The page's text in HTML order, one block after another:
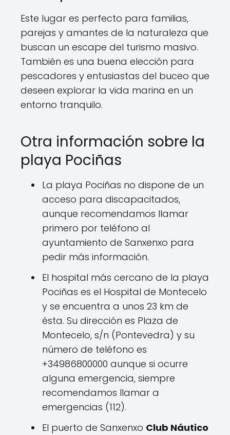
Este lugar es perfecto para familias,
parejas y amantes de la naturaleza que
buscan un escape del turismo masivo.
También es una buena elección para
pescadores y entusiastas del buceo que
deseen explorar la vida marina en un
entorno tranquilo.
Otra información sobre la
playa Pociñas
La playa Pociñas no dispone de un
acceso para discapacitados,
aunque recomendamos llamar
primero por teléfono al
ayuntamiento de Sanxenxo para
pedir más información.
El hospital más cercano de la playa
Pociñas es el Hospital de Montecelo
y se encuentra a unos 23 km de
ésta. Su dirección es Plaza de
Montecelo, s/n (Pontevedra) y su
número de teléfono es
+34986800000 aunque si ocurre
alguna emergencia, siempre
recomendamos llamar a
emergencias (112).
El puerto de Sanxenxo Club Náutico